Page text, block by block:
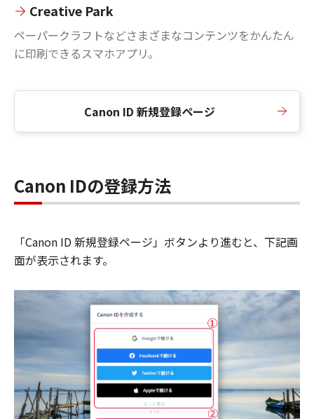
Creative Park
ペーパークラフトなどさまざまなコンテンツをかんたん
に印刷できるスマホアプリ。
Canon ID 新規登録ページ
Canon IDの登録方法
「Canon ID 新規登録ページ」ボタンより進むと、下記画
面が表示されます。